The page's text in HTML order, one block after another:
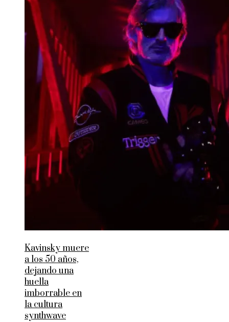
Kavinsky muere
a los 50 años,
dejando una
huella
imborrable en
la cultura
synthwave